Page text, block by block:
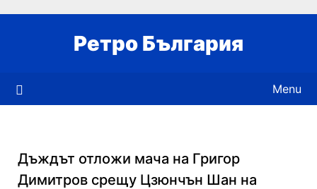
Ретро България
Menu
Дъждът отложи мача на Григор
Димитров срещу Цзюнчън Шан на